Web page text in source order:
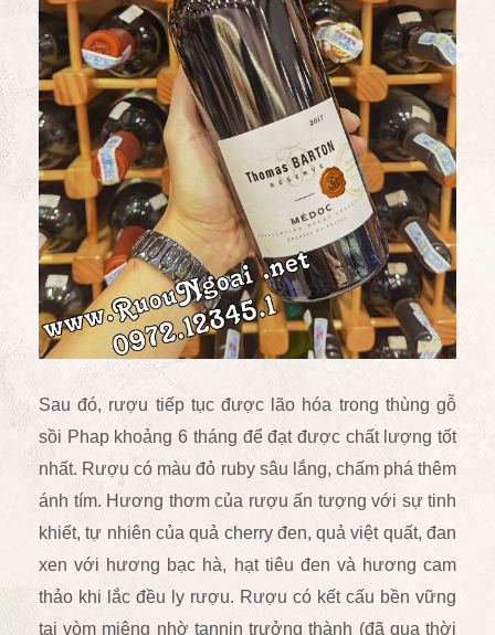
Sau đó, rượu tiếp tục được lão hóa trong thùng gỗ
sồi Phap khoảng 6 tháng để đạt được chất lượng tốt
nhất. Rượu có màu đỏ ruby sâu lắng, chấm phá thêm
ánh tím. Hương thơm của rượu ấn tượng với sự tinh
khiết, tự nhiên của quả cherry đen, quả việt quất, đan
xen với hương bạc hà, hạt tiêu đen và hương cam
thảo khi lắc đều ly rượu. Rượu có kết cấu bền vững
tại vòm miệng nhờ tannin trưởng thành (đã qua thời